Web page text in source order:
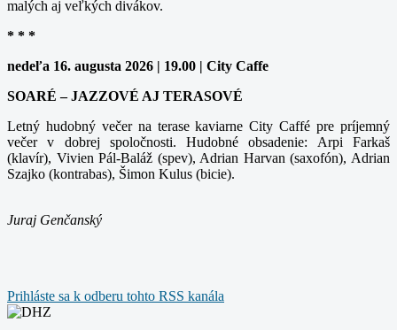
malých aj veľkých divákov.
* * *
nedeľa 16. augusta 2026 | 19.00 | City Caffe
SOARÉ – JAZZOVÉ AJ TERASOVÉ
Letný hudobný večer na terase kaviarne City Caffé pre príjemný
večer v dobrej spoločnosti. Hudobné obsadenie: Arpi Farkaš
(klavír), Vivien Pál-Baláž (spev), Adrian Harvan (saxofón), Adrian
Szajko (kontrabas), Šimon Kulus (bicie).
Juraj Genčanský
Prihláste sa k odberu tohto RSS kanála